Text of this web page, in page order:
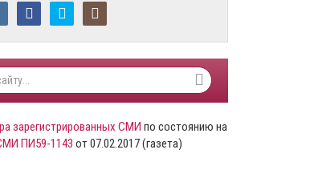
зарегистрированных СМИ по состоянию на
ПИ59-1143 от 07.02.2017 (газета)